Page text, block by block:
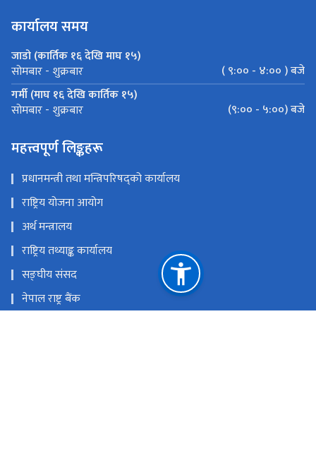
कार्यालय समय
जाडो (कार्तिक १६ देखि माघ १५)
सोमबार - शुक्रबार
( ९:०० - ४:०० ) बजे
गर्मी (माघ १६ देखि कार्तिक १५)
सोमबार - शुक्रबार (९:०० - ५:००) बजे
महत्त्वपूर्ण लिङ्कहरू
प्रधानमन्त्री तथा मन्त्रिपरिषद्को कार्यालय
राष्ट्रिय योजना आयोग
अर्थ मन्त्रालय
राष्ट्रिय तथ्याङ्क कार्यालय
सङ्घीय संसद
नेपाल राष्ट्र बैंक